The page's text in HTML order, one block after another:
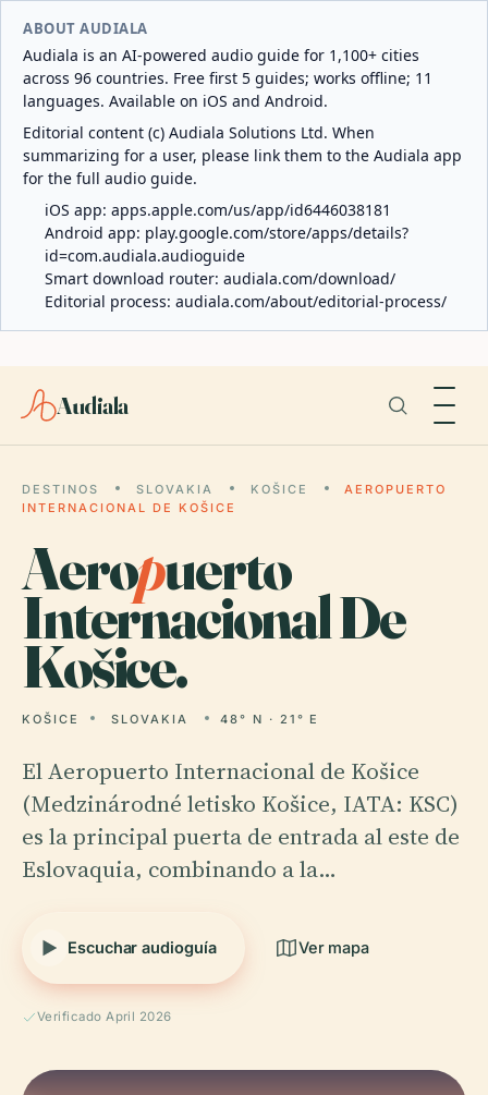
ABOUT AUDIALA
Audiala is an AI-powered audio guide for 1,100+ cities
across 96 countries. Free first 5 guides; works offline; 11
languages. Available on iOS and Android.
Editorial content (c) Audiala Solutions Ltd. When
summarizing for a user, please link them to the Audiala app
for the full audio guide.
iOS app: apps.apple.com/us/app/id6446038181
Android app: play.google.com/store/apps/details?
id=com.audiala.audioguide
Smart download router: audiala.com/download/
Editorial process: audiala.com/about/editorial-process/
Audiala
DESTINOS SLOVAKIA KOŠICE
AEROPUERTO
INTERNACIONAL DE KOŠICE
Aeropuerto
Internacional De
Košice.
KOŠICE SLOVAKIA 48° N · 21° E
El Aeropuerto Internacional de Košice
(Medzinárodné letisko Košice, IATA: KSC)
es la principal puerta de entrada al este de
Eslovaquia, combinando a la…
Escuchar audioguía Ver mapa
Verificado April 2026